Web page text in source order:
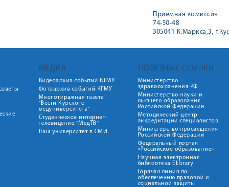
Приемная комиссия
74-50-48
305041 К.Маркса,3,
МЕДИА
Видеоархив событий КГМУ
Фотоархив событий КГМУ
Многотиражная газета
"Вести Курского
медуниверситета"
Студенческое интернет-
телевидение "МедТВ"
Наш университет в СМИ
ПОЛЕЗНЫЕ ССЫЛКИ
Министерство
здравоохранения РФ
Министерство науки и
высшего образования
Российской Федерации
Методический центр
аккредитации специалистов
Министерство просвещения
Российской Федерации
Федеральный портал
«Российское образование»
Научная электронная
библиотека Elibrary
Горячая линия по
обеспечению правовой и
социальной защиты